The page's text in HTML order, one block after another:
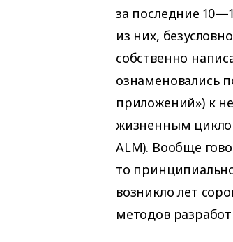
за последние
из них,
собственно
ознаменовались
приложений») к
жизненным
ALM). Вообще
то
возникло лет
методов